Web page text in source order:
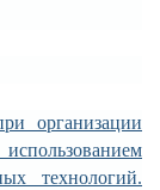
организации
технологий.